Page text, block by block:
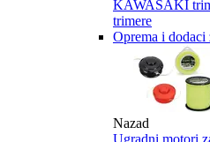
KAWASAKI
trimere
Oprema i dodaci
Nazad
Ugradni motori